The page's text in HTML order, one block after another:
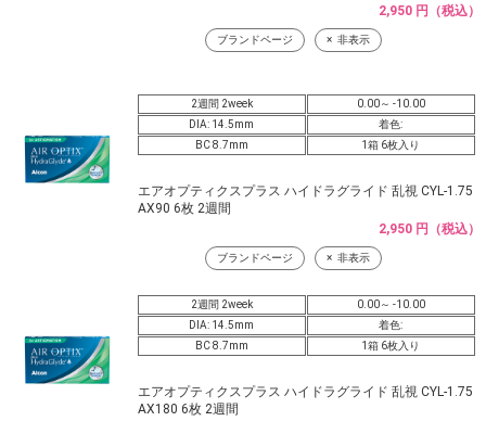
2,950 円（税込）
ブランドページ 非表示
2週間 2week
0.00～ -10.00
DIA: 14.5mm
着色:
BC 8.7mm
1箱 6枚入り
エアオプティクスプラス ハイドラグライド 乱視 CYL-1.75
AX90 6枚 2週間
2,950 円（税込）
ブランドページ 非表示
2週間 2week
0.00～ -10.00
DIA: 14.5mm
着色:
BC 8.7mm
1箱 6枚入り
エアオプティクスプラス ハイドラグライド 乱視 CYL-1.75
AX180 6枚 2週間